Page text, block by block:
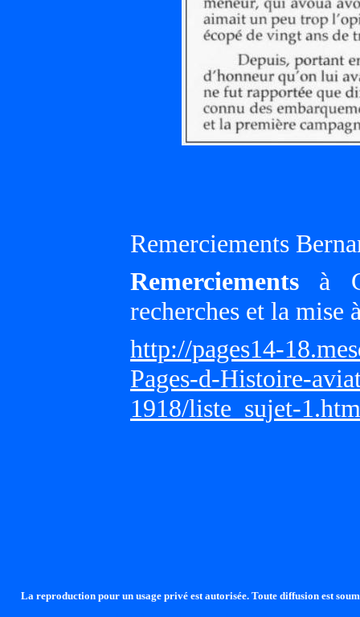
Remerciements
Remerciements à
recherches et la mise
http://pages14-
Pages-d-Histoire-
1918/liste_sujet-1.htm
La reproduction pour un usage privé est autorisée. Toute diffusion est